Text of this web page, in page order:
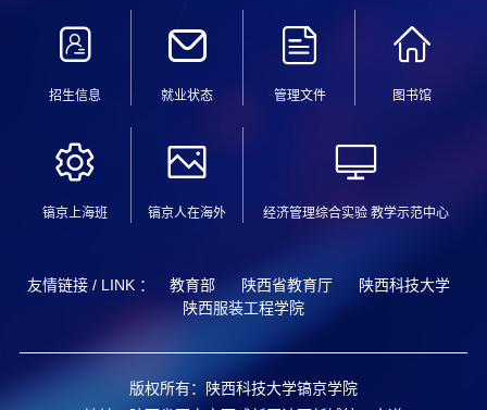
招生信息 就业状态 管理文件 图书馆
镐京上海班 镐京人在海外 经济管理综合实验 教学示范中心
友情链接 / LINK ： 教育部 陕西省教育厅
陕西科技大学
陕西服装工程学院
版权所有：陕西科技大学镐京学院